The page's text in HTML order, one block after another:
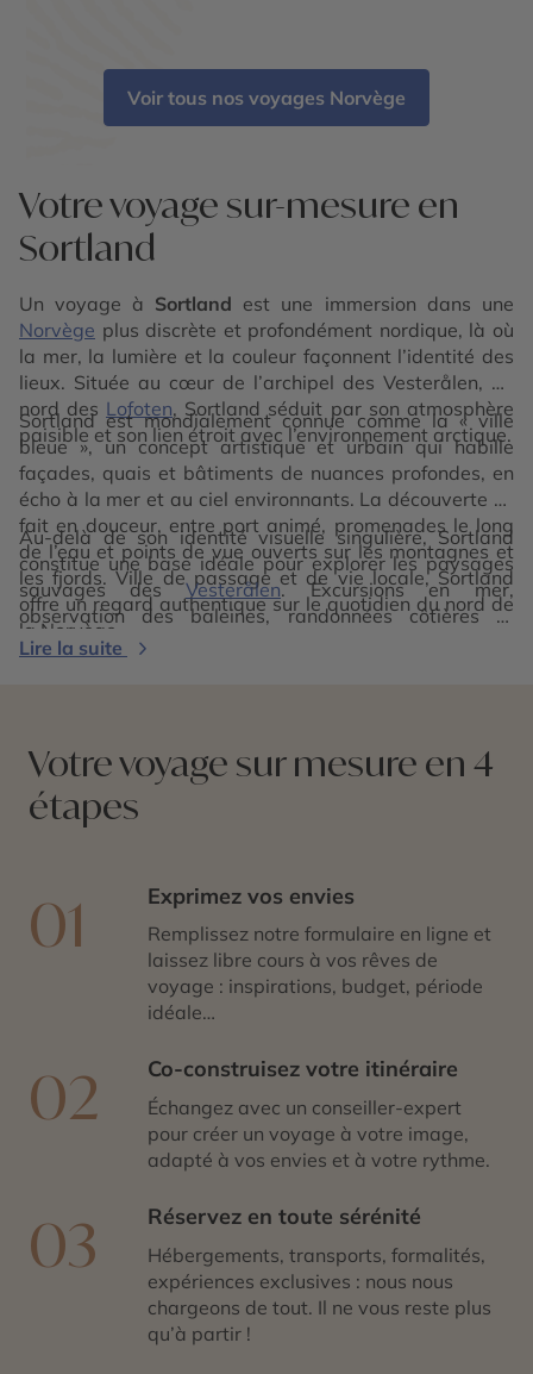
Voir tous nos voyages Norvège
Votre voyage sur-mesure en
Sortland
Un voyage à Sortland est une immersion dans une
Norvège plus discrète et profondément nordique, là où
la mer, la lumière et la couleur façonnent l’identité des
lieux. Située au cœur de l’archipel des Vesterålen, au
nord des Lofoten, Sortland séduit par son atmosphère
paisible et son lien étroit avec l’environnement arctique.
Sortland est mondialement connue comme la « ville
bleue », un concept artistique et urbain qui habille
façades, quais et bâtiments de nuances profondes, en
écho à la mer et au ciel environnants. La découverte se
fait en douceur, entre port animé, promenades le long
de l’eau et points de vue ouverts sur les montagnes et
les fjords. Ville de passage et de vie locale, Sortland
offre un regard authentique sur le quotidien du nord de
la Norvège.
Au-delà de son identité visuelle singulière, Sortland
constitue une base idéale pour explorer les paysages
sauvages desVesterålen. Excursions en mer,
observation des baleines, randonnées côtières et
contemplation des aurores boréales rythment le séjour
loin des foules, où la Norvège se révèle dans toute sa
sobriété et sa poésie.
Lire la suite
Votre voyage sur mesure en 4
étapes
01 Exprimez vos envies
Remplissez notre formulaire en ligne et
laissez libre cours à vos rêves de
voyage : inspirations, budget, période
idéale…
02 Co-construisez votre itinéraire
Échangez avec un conseiller-expert
pour créer un voyage à votre image,
adapté à vos envies et à votre rythme.
03 Réservez en toute sérénité
Hébergements, transports, formalités,
expériences exclusives : nous nous
chargeons de tout. Il ne vous reste plus
qu’à partir !